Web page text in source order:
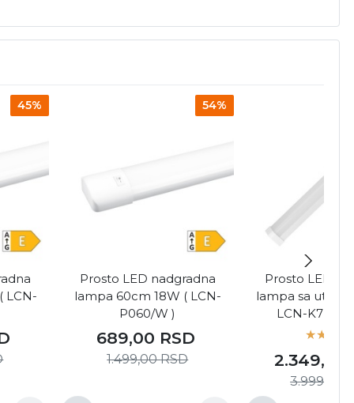
45%
LCN-
54%
Prosto LED nadgradna
lampa 60cm 18W ( LCN-
P060/W )
689,00 RSD
1.499,00RSD
Prosto LED
lampa sa
LCN-K7U-
2.349,00
3.999,00